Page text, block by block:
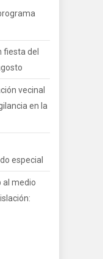
fiesta del
vecinal
en la
especial
al medio